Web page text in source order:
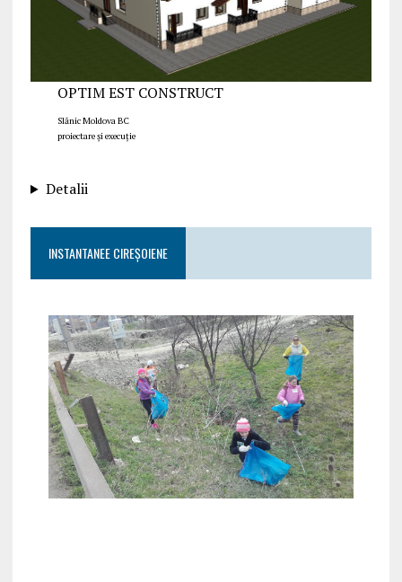
OPTIM EST CONSTRUCT
Slănic Moldova BC
proiectare și execuție
Detalii
INSTANTANEE CIREȘOIENE